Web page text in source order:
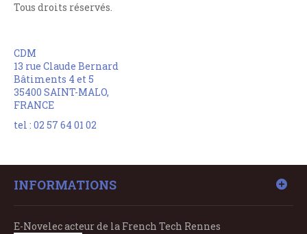
Tous droits réservés.
CDM
13 rue Claude Bernard
Bâtiments 4 et 5
35400 SAINT-MALO,
FRANCE
tel : 02 57 64 01 02
INFORMATIONS
E-Novelec acteur de la French Tech Rennes